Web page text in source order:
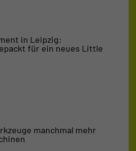
in Leipzig:
für ein neues Little
manchmal mehr